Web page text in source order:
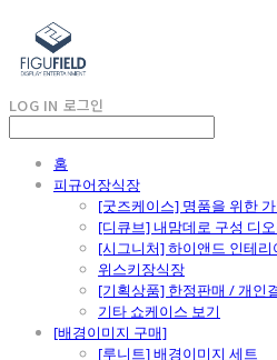
LOG IN 로그인
홈
피규어장식장
[굿즈케이스] 명품을 위한
[디큐브] 내맘데로 구성 디
[시그니처] 하이앤드 인테리
위스키장식장
[기획상품] 한정판매 / 개인
기타 쇼케이스 보기
[배경이미지 구매]
[루니트] 배경이미지 세트